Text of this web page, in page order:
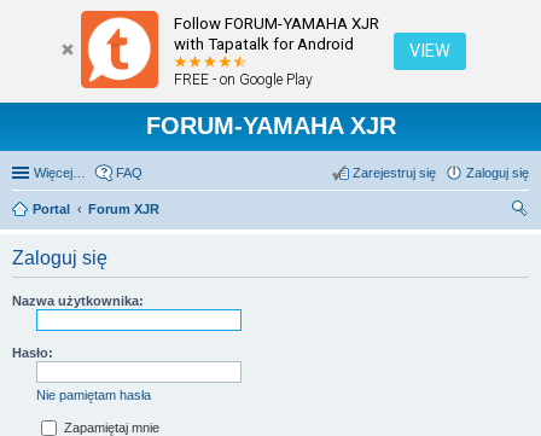
Follow FORUM-YAMAHA XJR
with Tapatalk for Android
FREE - on Google Play
VIEW
FORUM-YAMAHA XJR
Więcej… FAQ Zaloguj się
Zarejestruj się
Portal
Forum XJR
Zaloguj się
Nazwa użytkownika:
Hasło:
Nie pamiętam hasła
Zapamiętaj mnie